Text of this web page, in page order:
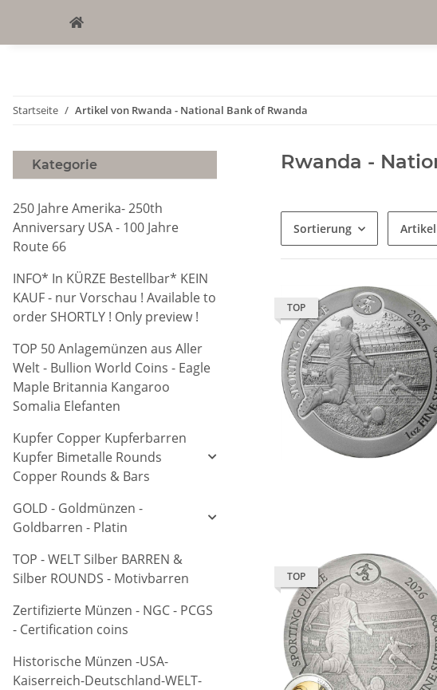
Startseite Artikel von Rwanda - National Bank of Rwanda
Rwanda -
Sortierung
TOP
TOP
Kategorie
250 Jahre Amerika- 250th
Anniversary USA - 100 Jahre
Route 66
INFO* In KÜRZE Bestellbar* KEIN
KAUF - nur Vorschau ! Available to
order SHORTLY ! Only preview !
TOP 50 Anlagemünzen aus Aller
Welt - Bullion World Coins - Eagle
Maple Britannia Kangaroo
Somalia Elefanten
Kupfer Copper Kupferbarren
Kupfer Bimetalle Rounds
Copper Rounds & Bars
GOLD - Goldmünzen -
Goldbarren - Platin
TOP - WELT Silber BARREN &
Silber ROUNDS - Motivbarren
Zertifizierte Münzen - NGC - PCGS
- Certification coins
Historische Münzen -USA-
Kaiserreich-Deutschland-WELT-